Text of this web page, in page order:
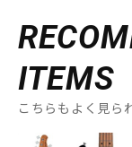
ITEMS
こちらもよく見ら